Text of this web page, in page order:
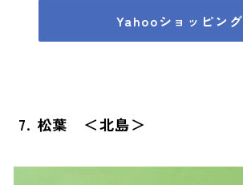
Yahooショッピング
7. 松葉 ＜北島＞